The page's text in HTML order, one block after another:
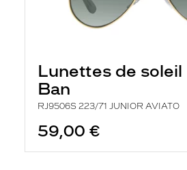
Lunettes de soleil
Ban
RJ9506S 223/71 JUNIOR AVIATO
59,00 €